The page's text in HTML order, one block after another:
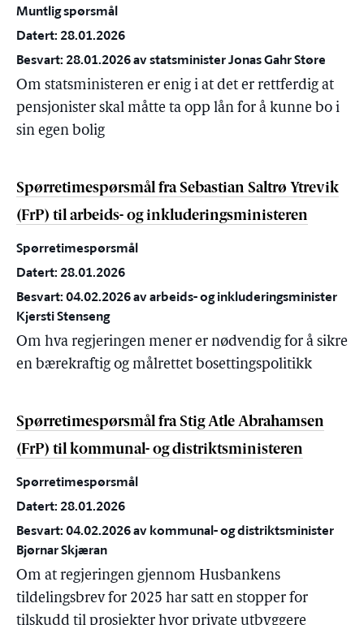
Muntlig spørsmål
Datert: 28.01.2026
Besvart: 28.01.2026 av statsminister Jonas Gahr Støre
Om statsministeren er enig i at det er rettferdig at
pensjonister skal måtte ta opp lån for å kunne bo i
sin egen bolig
Spørretimespørsmål fra Sebastian Saltrø Ytrevik
(FrP) til arbeids- og inkluderingsministeren
Spørretimespørsmål
Datert: 28.01.2026
Besvart: 04.02.2026 av arbeids- og inkluderingsminister
Kjersti Stenseng
Om hva regjeringen mener er nødvendig for å sikre
en bærekraftig og målrettet bosettingspolitikk
Spørretimespørsmål fra Stig Atle Abrahamsen
(FrP) til kommunal- og distriktsministeren
Spørretimespørsmål
Datert: 28.01.2026
Besvart: 04.02.2026 av kommunal- og distriktsminister
Bjørnar Skjæran
Om at regjeringen gjennom Husbankens
tildelingsbrev for 2025 har satt en stopper for
tilskudd til prosjekter hvor private utbyggere